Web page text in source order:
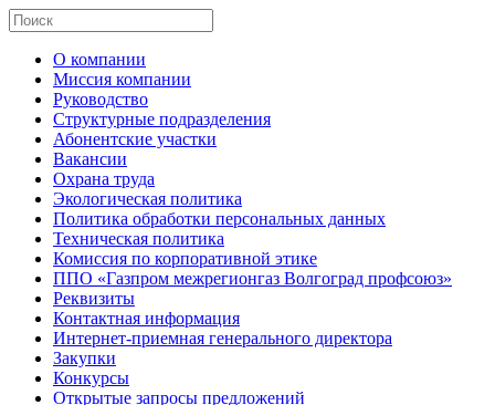
О компании
Миссия компании
Руководство
Структурные подразделения
Абонентские участки
Вакансии
Охрана труда
Экологическая политика
Политика обработки персональных данных
Техническая политика
Комиссия по корпоративной этике
ППО «Газпром межрегионгаз Волгоград профсоюз»
Реквизиты
Контактная информация
Интернет-приемная генерального директора
Закупки
Конкурсы
Открытые запросы предложений